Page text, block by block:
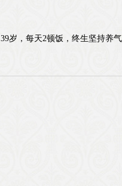
39岁，每天2顿饭，终生坚持养